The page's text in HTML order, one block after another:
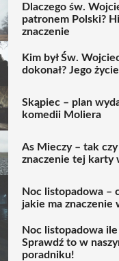
Dlaczego św.
patronem Polski?
znaczenie
Kim był Św.
dokonał? Jego
Skąpiec – plan
komedii Moliera
As Mieczy – tak
znaczenie tej karty
Noc listopadowa –
jakie ma znaczenie
Noc listopadowa
Sprawdź to w
poradniku!